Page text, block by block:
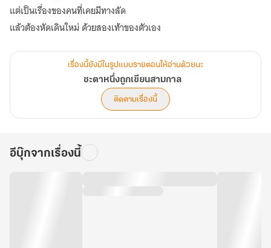
แต่เป็นเรื่องของคนที่เคยมีทางลัด
แล้วต้องหัดเดินใหม่ ด้วยสองเท้าของตัวเอง
เรื่องนี้ยังมีในรูปแบบรายตอนให้อ่านด้วยนะ
ชะตาหนึ่งถูกเขียนสามกาล
ติดตามเรื่องนี้
อีบุ๊กจากเรื่องนี้